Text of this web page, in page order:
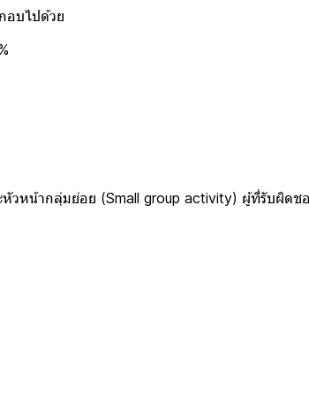
อบไปด้วย
ากลุ่มย่อย (Small group activity) ผู้ที่รับผิดชอบ